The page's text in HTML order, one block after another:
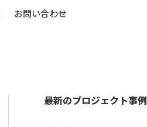
お問い合わせ
最新のプロジェクト事例